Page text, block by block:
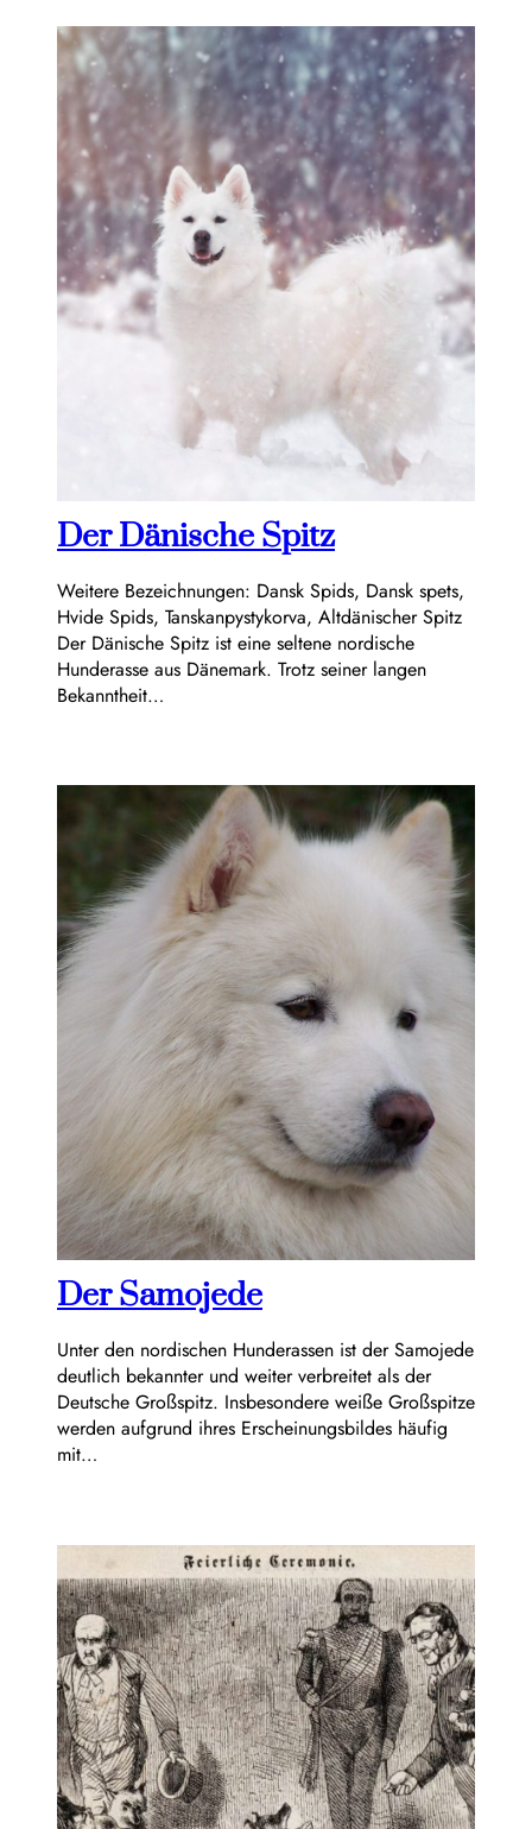
Der Dänische Spitz
Weitere Bezeichnungen: Dansk Spids, Dansk spets,
Hvide Spids, Tanskanpystykorva, Altdänischer Spitz
Der Dänische Spitz ist eine seltene nordische
Hunderasse aus Dänemark. Trotz seiner langen
Bekanntheit…
Der Samojede
Unter den nordischen Hunderassen ist der Samojede
deutlich bekannter und weiter verbreitet als der
Deutsche Großspitz. Insbesondere weiße Großspitze
werden aufgrund ihres Erscheinungsbildes häufig
mit…